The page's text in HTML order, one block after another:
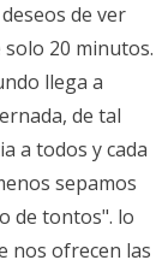
de ver
solo 20 minutos.
llega a
de tal
a todos y cada
sepamos
de tontos". lo
nos ofrecen las